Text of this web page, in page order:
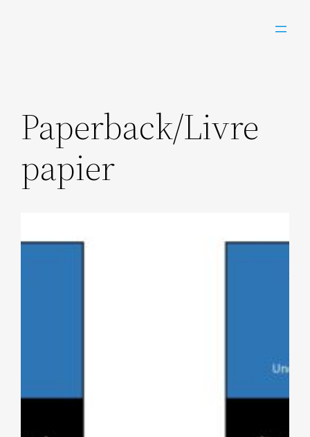
Paperback/Livre
papier